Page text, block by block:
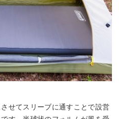
せてスリーブに通すことで設営